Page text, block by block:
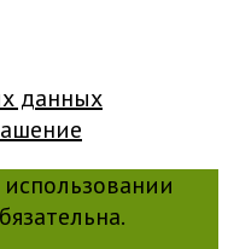
данных